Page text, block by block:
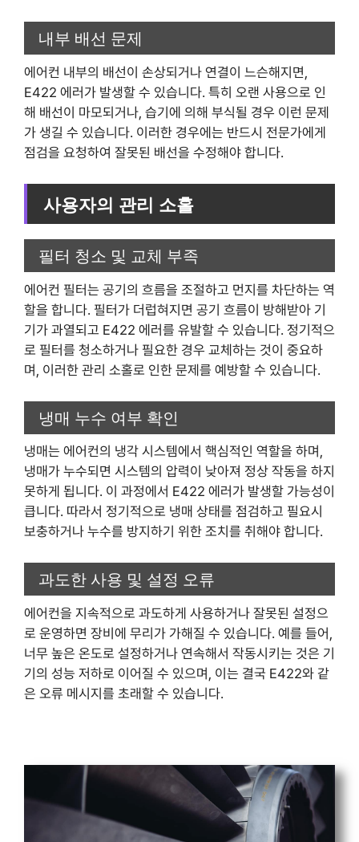
내부 배선 문제
에어컨 내부의 배선이 손상되거나 연결이 느슨해지면,
E422 에러가 발생할 수 있습니다. 특히 오랜 사용으로 인
해 배선이 마모되거나, 습기에 의해 부식될 경우 이런 문제
가 생길 수 있습니다. 이러한 경우에는 반드시 전문가에게
점검을 요청하여 잘못된 배선을 수정해야 합니다.
사용자의 관리 소홀
필터 청소 및 교체 부족
에어컨 필터는 공기의 흐름을 조절하고 먼지를 차단하는 역
할을 합니다. 필터가 더럽혀지면 공기 흐름이 방해받아 기
기가 과열되고 E422 에러를 유발할 수 있습니다. 정기적으
로 필터를 청소하거나 필요한 경우 교체하는 것이 중요하
며, 이러한 관리 소홀로 인한 문제를 예방할 수 있습니다.
냉매 누수 여부 확인
냉매는 에어컨의 냉각 시스템에서 핵심적인 역할을 하며,
냉매가 누수되면 시스템의 압력이 낮아져 정상 작동을 하지
못하게 됩니다. 이 과정에서 E422 에러가 발생할 가능성이
큽니다. 따라서 정기적으로 냉매 상태를 점검하고 필요시
보충하거나 누수를 방지하기 위한 조치를 취해야 합니다.
과도한 사용 및 설정 오류
에어컨을 지속적으로 과도하게 사용하거나 잘못된 설정으
로 운영하면 장비에 무리가 가해질 수 있습니다. 예를 들어,
너무 높은 온도로 설정하거나 연속해서 작동시키는 것은 기
기의 성능 저하로 이어질 수 있으며, 이는 결국 E422와 같
은 오류 메시지를 초래할 수 있습니다.